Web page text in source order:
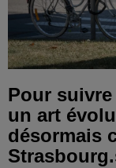
Pour
un art
désormais